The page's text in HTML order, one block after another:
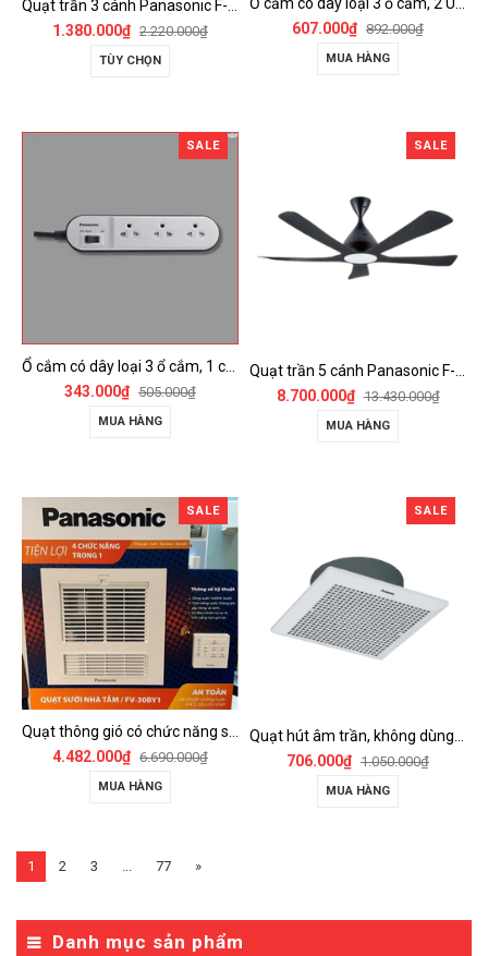
Quạt trần 3 cánh Panasonic F-60FV2
1.380.000₫ 2.220.000₫
TÙY CHỌN
607.000₫ 892.000₫
MUA HÀNG
SALE
343.000₫ 505.000₫
MUA HÀNG
SALE
Quạt trần 5 cánh Panasonic F-60DGN có đèn LED và kết nối Wireless
8.700.000₫ 13.430.000₫
MUA HÀNG
SALE
4.482.000₫ 6.690.000₫
MUA HÀNG
SALE
Quạt hút âm trần, không dùng ống dẫn Panasonic - FV-25TGU6
706.000₫ 1.050.000₫
MUA HÀNG
1 2 3 ... 77 »
Danh mục sản phẩm